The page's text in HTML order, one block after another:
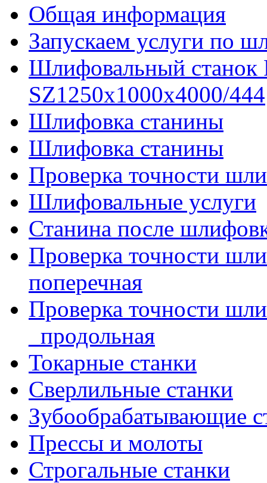
Общая информация
Запускаем услуги по
Шлифовальный
SZ1250x1000x4000/444
Шлифовка станины
Шлифовка станины
Проверка точности
Шлифовальные услуги
Станина после
Проверка точности
поперечная
Проверка точности
_продольная
Токарные станки
Сверлильные станки
Зубообрабатывающие
Прессы и молоты
Строгальные станки